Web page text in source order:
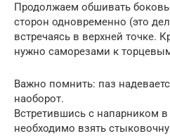
Продолжаем обшивать
сторон одновременно (это
встречаясь в верхней точке.
нужно саморезами к
Важно помнить: паз
наоборот.
Встретившись с напарником в
необходимо взять